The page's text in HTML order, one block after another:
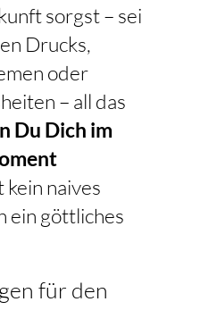
sorgst – sei
Drucks,
oder
– all das
Du Dich im
kein naives
ein göttliches
für den